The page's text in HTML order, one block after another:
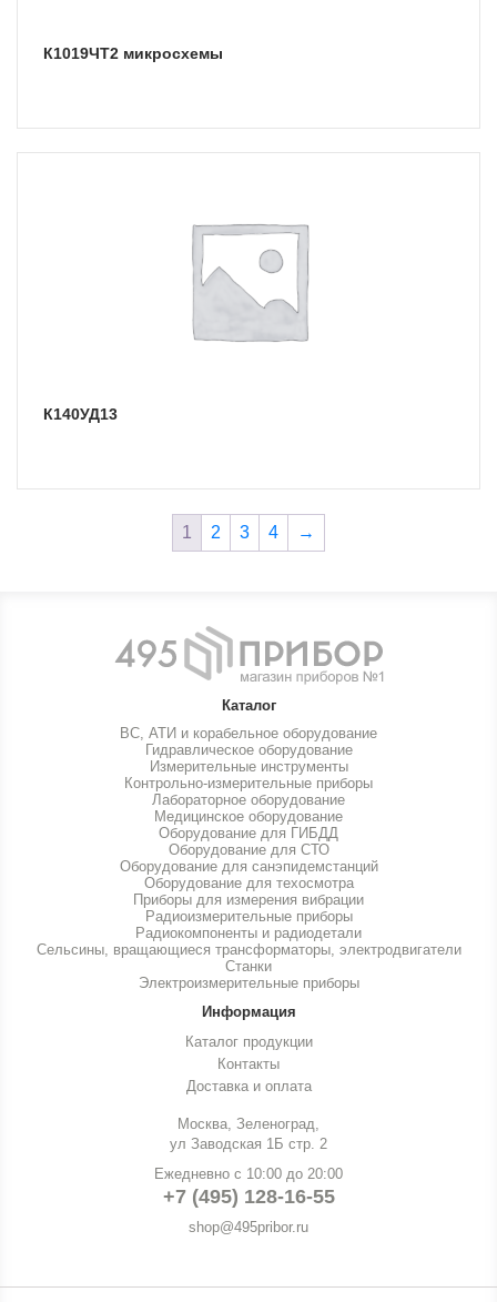
К1019ЧТ2 микросхемы
К140УД13
1 2 3 4 →
Каталог
ВС, АТИ и корабельное оборудование
Гидравлическое оборудование
Измерительные инструменты
Контрольно-измерительные приборы
Лабораторное оборудование
Медицинское оборудование
Оборудование для ГИБДД
Оборудование для СТО
Оборудование для санэпидемстанций
Оборудование для техосмотра
Приборы для измерения вибрации
Радиоизмерительные приборы
Радиокомпоненты и радиодетали
Сельсины, вращающиеся трансформаторы, электродвигатели
Станки
Электроизмерительные приборы
Информация
Каталог продукции
Контакты
Доставка и оплата
Москва, Зеленоград,
ул Заводская 1Б стр. 2
Ежедневно с 10:00 до 20:00
+7 (495) 128-16-55
shop@495pribor.ru